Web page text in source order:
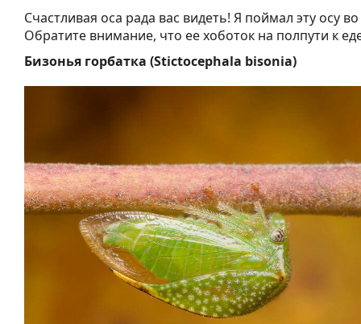
Счастливая оса рада вас видеть! Я поймал эту осу
Обратите внимание, что ее хоботок на полпути к
Бизонья горбатка (Stictocephala bisonia)